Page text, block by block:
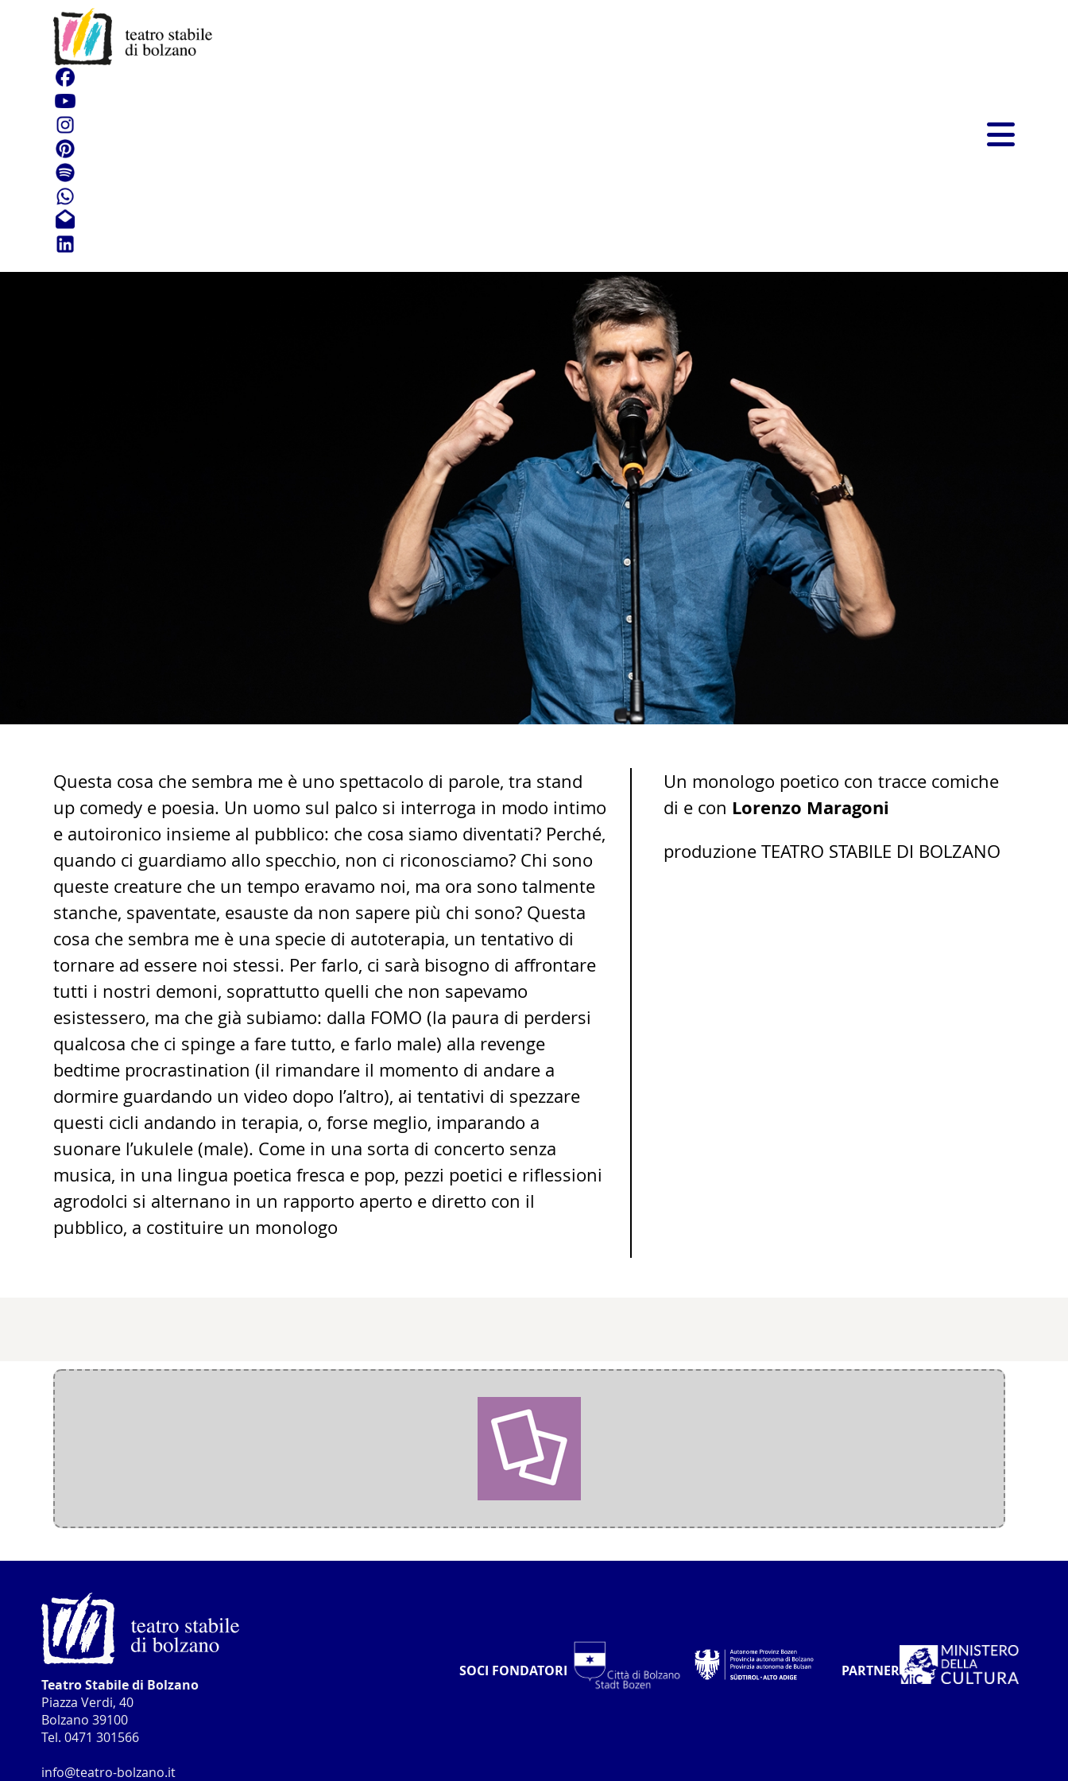
Questa Cosa Che Sembra Me
Questa cosa che sembra me è uno spettacolo di parole, tra stand
up comedy e poesia. Un uomo sul palco si interroga in modo intimo
e autoironico insieme al pubblico: che cosa siamo diventati? Perché,
quando ci guardiamo allo specchio, non ci riconosciamo? Chi sono
queste creature che un tempo eravamo noi, ma ora sono talmente
stanche, spaventate, esauste da non sapere più chi sono? Questa
cosa che sembra me è una specie di autoterapia, un tentativo di
tornare ad essere noi stessi. Per farlo, ci sarà bisogno di affrontare
tutti i nostri demoni, soprattutto quelli che non sapevamo
esistessero, ma che già subiamo: dalla FOMO (la paura di perdersi
qualcosa che ci spinge a fare tutto, e farlo male) alla revenge
bedtime procrastination (il rimandare il momento di andare a
dormire guardando un video dopo l’altro), ai tentativi di spezzare
questi cicli andando in terapia, o, forse meglio, imparando a
suonare l’ukulele (male). Come in una sorta di concerto senza
musica, in una lingua poetica fresca e pop, pezzi poetici e riflessioni
agrodolci si alternano in un rapporto aperto e diretto con il
pubblico, a costituire un monologo
Un monologo poetico con tracce comiche
di e con Lorenzo Maragoni
produzione TEATRO STABILE DI BOLZANO
Teatro Stabile di Bolzano
Piazza Verdi, 40
Bolzano 39100
Tel. 0471 301566
info@teatro-bolzano.it
SOCI FONDATORI PARTNER